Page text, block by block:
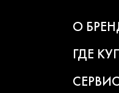
О
ГДЕ
СЕРВИС